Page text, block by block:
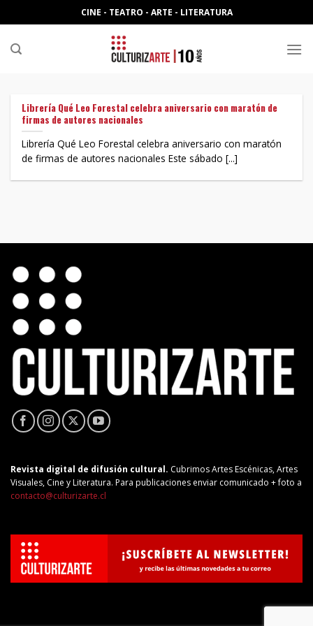
to
content
CINE - TEATRO - ARTE - LITERATURA
Librería Qué Leo Forestal celebra aniversario con maratón de
firmas de autores nacionales
Librería Qué Leo Forestal celebra aniversario con maratón
de firmas de autores nacionales Este sábado [...]
Revista digital de difusión cultural. Cubrimos Artes Escénicas, Artes
Visuales, Cine y Literatura. Para publicaciones enviar comunicado + foto a
contacto@culturizarte.cl